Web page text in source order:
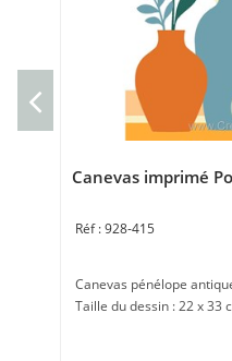
Canevas imprimé
928-415
Canevas pénélope
Taille du dessin : 22 x 33